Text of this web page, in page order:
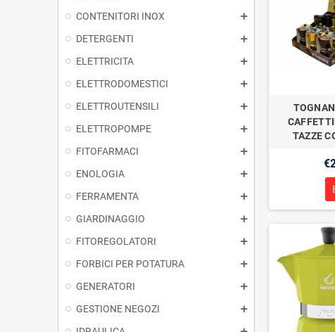
CONTENITORI INOX
DETERGENTI
ELETTRICITA
ELETTRODOMESTICI
ELETTROUTENSILI
ELETTROPOMPE
FITOFARMACI
ENOLOGIA
FERRAMENTA
GIARDINAGGIO
FITOREGOLATORI
FORBICI PER POTATURA
GENERATORI
GESTIONE NEGOZI
TAZZE